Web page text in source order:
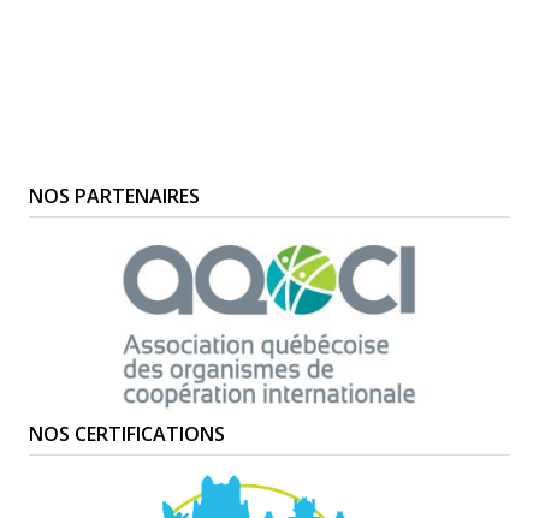
NOS PARTENAIRES
NOS CERTIFICATIONS